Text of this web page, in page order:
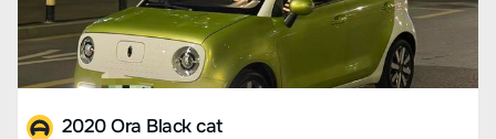
2020 Ora Black cat